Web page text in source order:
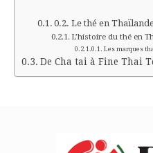
Le thé en
L’histoire du thé en
Les marques
De Cha tai à Fine Thai